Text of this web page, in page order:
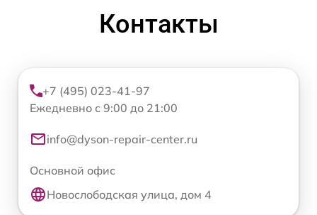
Контакты
+7 (495) 023-41-97
Ежедневно с 9:00 до 21:00
info@dyson-repair-center.ru
Основной офис
Новослободская улица, дом 4